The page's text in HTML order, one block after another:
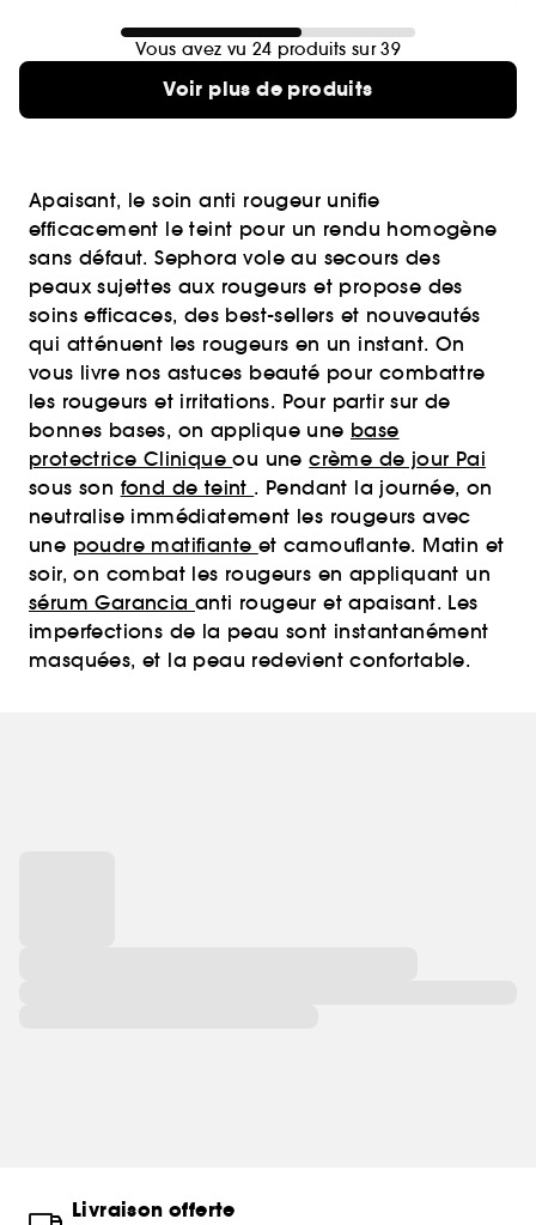
Vous avez vu 24 produits sur 39
Voir plus de produits
Apaisant, le soin anti rougeur unifie
efficacement le teint pour un rendu homogène
sans défaut. Sephora vole au secours des
peaux sujettes aux rougeurs et propose des
soins efficaces, des best-sellers et nouveautés
qui atténuent les rougeurs en un instant. On
vous livre nos astuces beauté pour combattre
les rougeurs et irritations. Pour partir sur de
bonnes bases, on applique une base
protectrice Cliniqueou unecrème de jour Pai
sous son fond de teint . Pendant la journée, on
neutralise immédiatement les rougeurs avec
une poudre matifiante et camouflante. Matin et
soir, on combat les rougeurs en appliquant un
sérum Garancia anti rougeur et apaisant. Les
imperfections de la peau sont instantanément
masquées, et la peau redevient confortable.
Livraison offerte